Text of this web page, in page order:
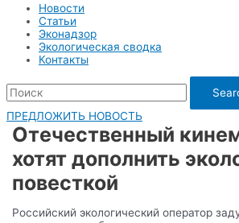
Новости
Статьи
Эконадзор
Экологическая сводка
Контакты
ПРЕДЛОЖИТЬ НОВОСТЬ
Отечественный
хотят дополнить
повесткой
Российский экологический оператор